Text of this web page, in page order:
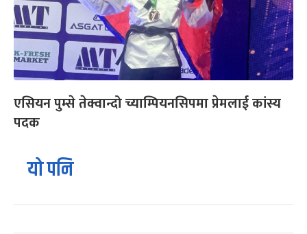
एसियन पुम्से तेक्वान्दो च्याम्पियनसिपमा प्रेमलाई कांस्य
पदक
यो पनि